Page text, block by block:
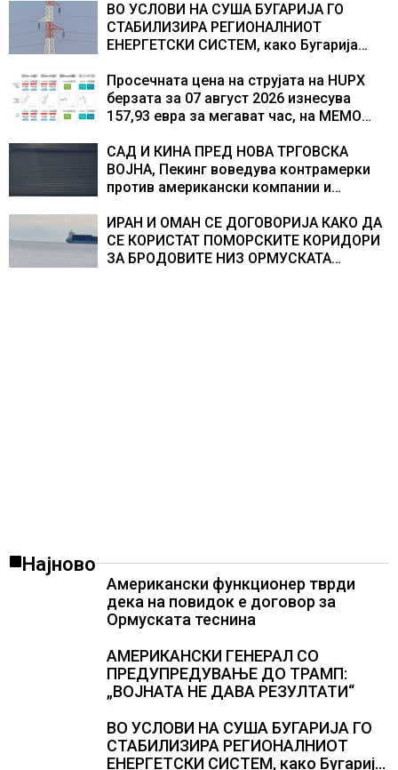
центри за податоци
ВО УСЛОВИ НА СУША БУГАРИЈА ГО
СТАБИЛИЗИРА РЕГИОНАЛНИОТ
ЕНЕРГЕТСКИ СИСТЕМ, како Бугарија
складирање на енергија од батерии
Просечната цена на струјата на HUPX
берзата за 07 август 2026 изнесува
157,93 евра за мегават час, на МЕМО
САД И КИНА ПРЕД НОВА ТРГОВСКА
ВОЈНА, Пекинг воведува контрамерки
против американски компании и
ИРАН И ОМАН СЕ ДОГОВОРИЈА КАКО ДА
СЕ КОРИСТАТ ПОМОРСКИТЕ КОРИДОРИ
ЗА БРОДОВИТЕ НИЗ ОРМУСКАТА
Најново
Американски функционер тврди
дека на повидок е договор за
Ормуската теснина
АМЕРИКАНСКИ ГЕНЕРАЛ СО
ПРЕДУПРЕДУВАЊЕ ДО ТРАМП:
„ВОЈНАТА НЕ ДАВА РЕЗУЛТАТИ“
ВО УСЛОВИ НА СУША БУГАРИЈА ГО
СТАБИЛИЗИРА РЕГИОНАЛНИОТ
ЕНЕРГЕТСКИ СИСТЕМ, како Бугарија